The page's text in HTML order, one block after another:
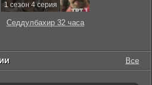
1 сезон 4 серия
Седдулбахир 32 часа
Все